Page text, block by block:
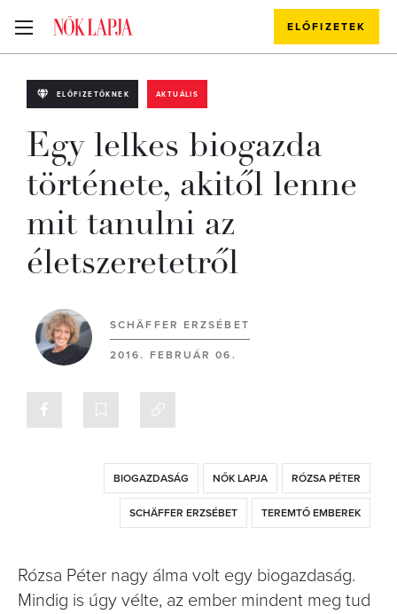
ELŐFIZETEK
ELŐFIZETŐKNEK AKTUÁLIS
Egy lelkes biogazda
története, akitől lenne
mit tanulni az
életszeretetről
SCHÄFFER ERZSÉBET
2016. FEBRUÁR 06.
BIOGAZDASÁG NŐK LAPJA RÓZSA PÉTER
SCHÄFFER ERZSÉBET TEREMTŐ EMBEREK
Rózsa Péter nagy álma volt egy biogazdaság.
Mindig is úgy vélte, az ember mindent meg tud